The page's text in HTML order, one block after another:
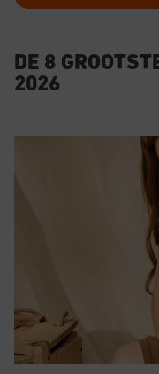
DE 8
2026